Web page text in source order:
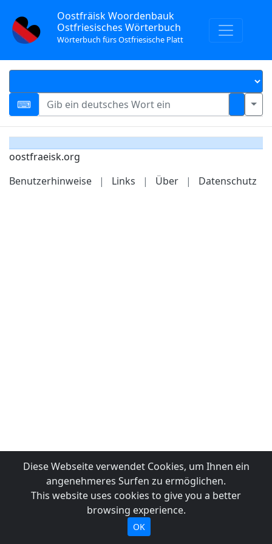
Oostfräisk Woordenbauk
Ostfriesisches Wörterbuch
Wörterbuch fürs Ostfriesische Platt
oostfraeisk.org
Benutzerhinweise
| Links | Über | Datenschutz
Diese Webseite verwendet Cookies, um Ihnen ein
angenehmeres Surfen zu ermöglichen.
This website uses cookies to give you a better
browsing experience.
OK